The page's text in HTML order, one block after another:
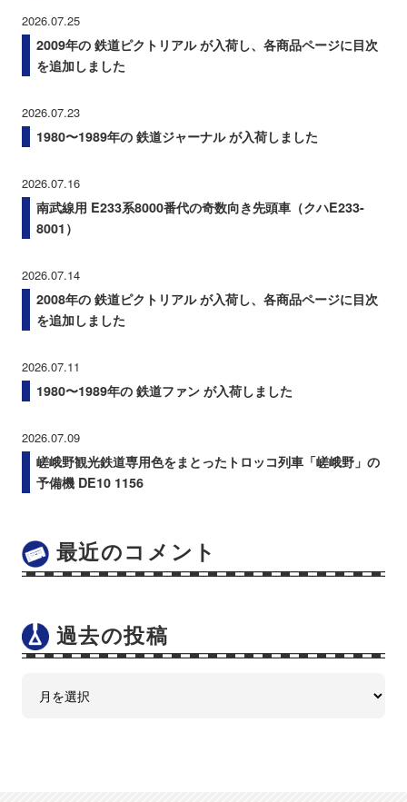
2026.07.25
2009年の 鉄道ピクトリアル が入荷し、各商品ページに目次
を追加しました
2026.07.23
1980〜1989年の 鉄道ジャーナル が入荷しました
2026.07.16
南武線用 E233系8000番代の奇数向き先頭車（クハE233-
8001）
2026.07.14
2008年の 鉄道ピクトリアル が入荷し、各商品ページに目次
を追加しました
2026.07.11
1980〜1989年の 鉄道ファン が入荷しました
2026.07.09
嵯峨野観光鉄道専用色をまとったトロッコ列車「嵯峨野」の
予備機 DE10 1156
最近のコメント
過去の投稿